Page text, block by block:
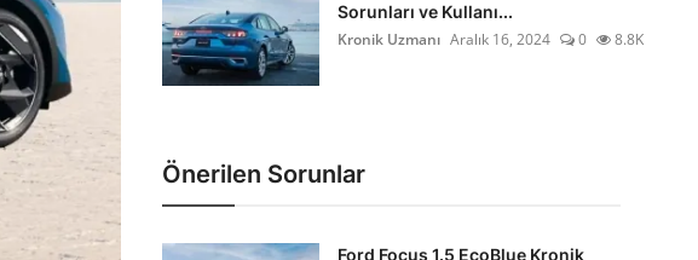
Sorunları ve Kullanı...
Kronik Uzmanı Aralık 16, 2024 0 8.8K
Önerilen Sorunlar
Ford Focus 1.5 EcoBlue Kronik